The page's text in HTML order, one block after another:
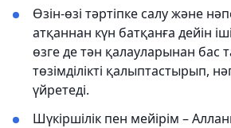
Өзін-өзі тәртіпке салу және
атқаннан күн батқанға дейін
өзге де тән қалауларынан бас
төзімділікті қалыптастырып,
үйретеді.
Шүкіршілік пен мейірім –